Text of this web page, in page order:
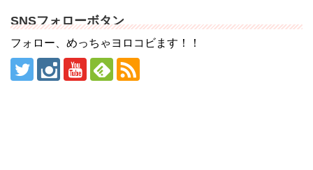
SNSフォローボタン
フォロー、めっちゃヨロコビます！！